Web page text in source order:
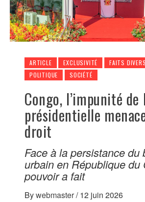
ARTICLE EXCLUSIVITÉ FAITS DIVERS
POLITIQUE
SOCIÉTÉ
Congo, l’impunité
présidentielle
droit
Face à la persistance du
urbain en République du
pouvoir a fait
Bywebmaster/ 12 juin 2026